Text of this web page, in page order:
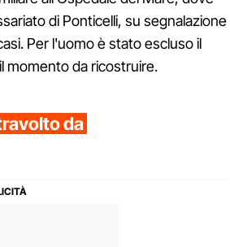
di Ponticelli, su segnalazione
Per l'uomo è stato escluso il
momento da ricostruire.
da